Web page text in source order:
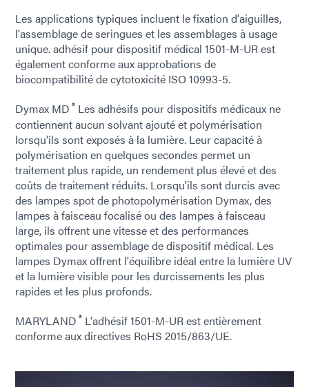
Les applications typiques incluent le fixation d'aiguilles,
l'assemblage de seringues et les assemblages à usage
unique. adhésif pour dispositif médical 1501-M-UR est
également conforme aux approbations de
biocompatibilité de cytotoxicité ISO 10993-5.
Dymax MD ® Les adhésifs pour dispositifs médicaux ne
contiennent aucun solvant ajouté et polymérisation
lorsqu'ils sont exposés à la lumière. Leur capacité à
polymérisation en quelques secondes permet un
traitement plus rapide, un rendement plus élevé et des
coûts de traitement réduits. Lorsqu'ils sont durcis avec
des lampes spot de photopolymérisation Dymax, des
lampes à faisceau focalisé ou des lampes à faisceau
large, ils offrent une vitesse et des performances
optimales pour assemblage de dispositif médical. Les
lampes Dymax offrent l'équilibre idéal entre la lumière UV
et la lumière visible pour les durcissements les plus
rapides et les plus profonds.
MARYLAND ® L'adhésif 1501-M-UR est entièrement
conforme aux directives RoHS 2015/863/UE.